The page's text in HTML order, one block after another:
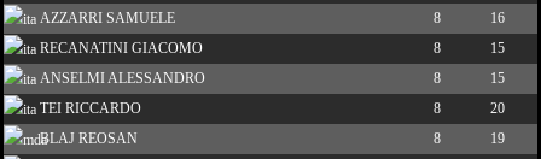
AZZARRI SAMUELE
8
16
RECANATINI GIACOMO
8
15
ANSELMI ALESSANDRO
8
15
TEI RICCARDO
8
20
BLAJ REOSAN
8
19